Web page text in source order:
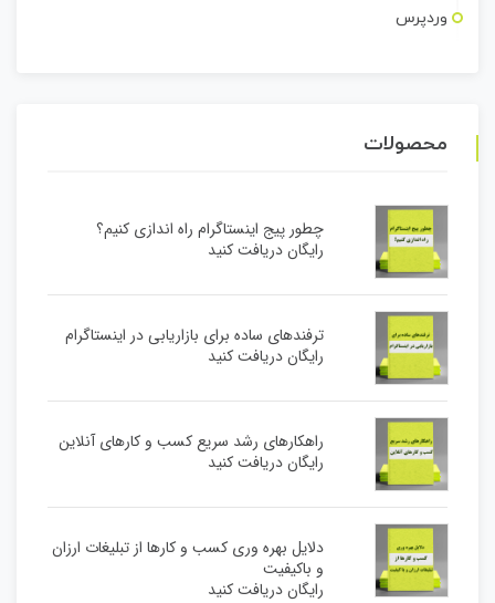
وردپرس
محصولات
چطور پیج اینستاگرام راه اندازی کنیم؟
رایگان دریافت کنید
ترفندهای ساده برای بازاریابی در اینستاگرام
رایگان دریافت کنید
راهکارهای رشد سریع کسب و کارهای آنلاین
رایگان دریافت کنید
دلایل بهره وری کسب و کارها از تبلیغات ارزان
و باکیفیت
رایگان دریافت کنید